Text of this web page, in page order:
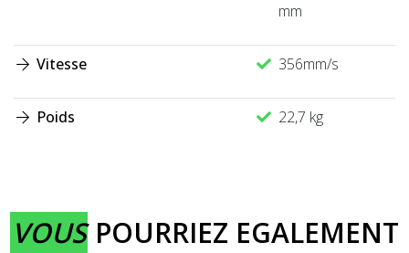
mm
Vitesse 356mm/s
Poids 22,7 kg
VOUSPOURRIEZ EGALEMENT